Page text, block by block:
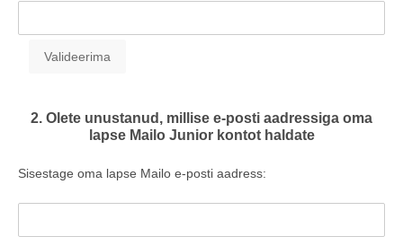
2. Olete unustanud, millise e-posti aadressiga oma
lapse Mailo Junior kontot haldate
Sisestage oma lapse Mailo e-posti aadress: